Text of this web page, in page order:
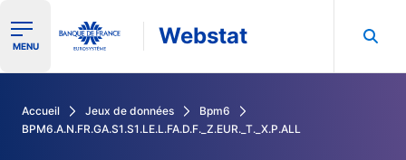
Ouvrir le menu de navigation
MENU Webstat
Accueil Jeux de données
Bpm6
BPM6.A.N.FR.GA.S1.S1.LE.L.FA.D.F._Z.EUR._T._X.P.ALL